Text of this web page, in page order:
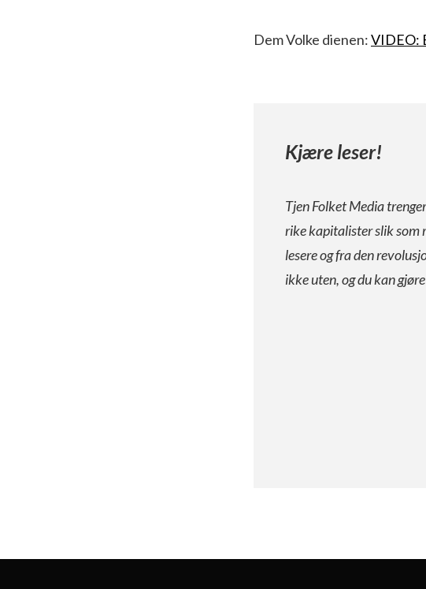
Dem Volke dienen:VIDEO:
Kjære leser!
Tjen Folket Media
rike kapitalister slik som
lesere og fra den
ikke uten, og du kan